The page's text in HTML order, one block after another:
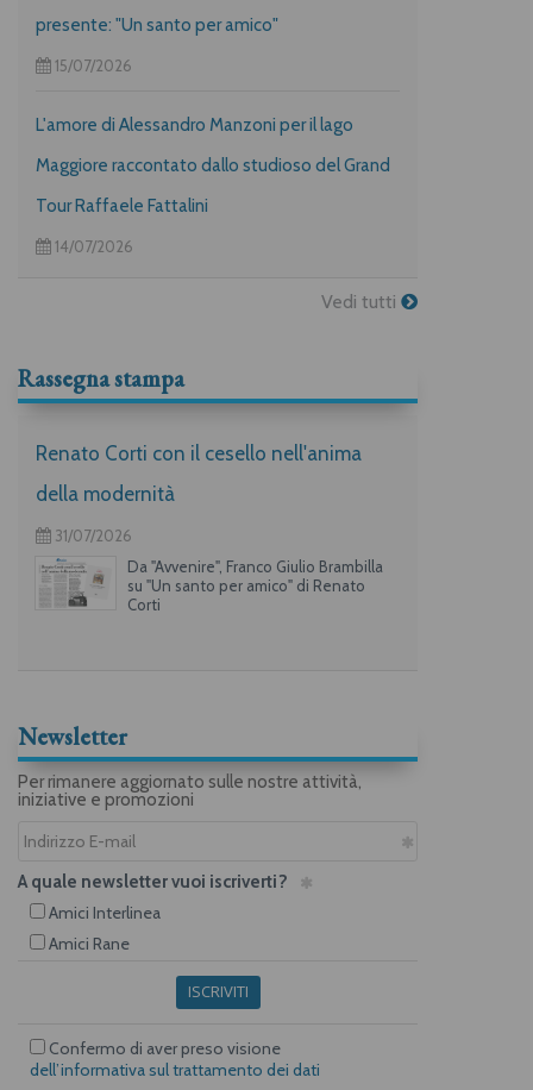
presente: "Un santo per amico"
15/07/2026
L'amore di Alessandro Manzoni per il lago
Maggiore raccontato dallo studioso del Grand
Tour Raffaele Fattalini
14/07/2026
Vedi tutti
Rassegna stampa
Renato Corti con il cesello nell'anima
della modernità
31/07/2026
Da "Avvenire", Franco Giulio Brambilla
su "Un santo per amico" di Renato
Corti
Newsletter
Per rimanere aggiornato sulle nostre attività,
iniziative e promozioni
A quale newsletter vuoi iscriverti?
Amici Interlinea
Amici Rane
ISCRIVITI
Confermo di aver preso visione
dell’informativa sul trattamento dei dati